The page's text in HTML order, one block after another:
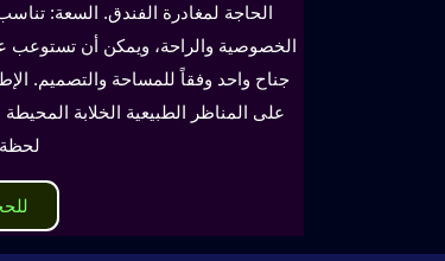
الحاجة لمغادرة الفندق. السعة:
جناح واحد وفقاً للمساحة والتصميم.
على المناظر الطبيعية الخلابة